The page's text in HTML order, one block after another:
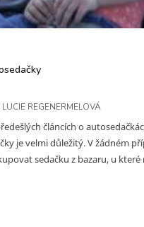
LUCIE REGENERMELOVÁ
článcích o
je velmi důležitý. V žádném
sedačku z bazaru, u které